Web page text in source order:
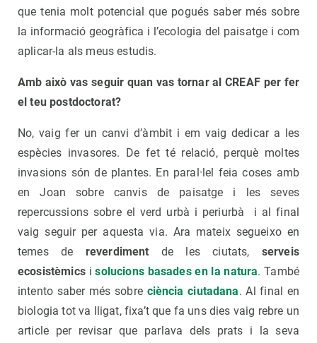
que tenia molt potencial que pogués saber més sobre
la informació geogràfica i l’ecologia del paisatge i com
aplicar-la als meus estudis.
Amb això vas seguir quan vas tornar al CREAF per fer
el teu postdoctorat?
No, vaig fer un canvi d’àmbit i em vaig dedicar a les
espècies invasores. De fet té relació, perquè moltes
invasions són de plantes. En paral·lel feia coses amb
en Joan sobre canvis de paisatge i les seves
repercussions sobre el verd urbà i periurbà i al final
vaig seguir per aquesta via. Ara mateix segueixo en
temes de reverdiment de les ciutats, serveis
ecosistèmicsisolucions basades en la natura. També
intento saber més sobre ciència ciutadana. Al final en
biologia tot va lligat, fixa’t que fa uns dies vaig rebre un
article per revisar que parlava dels prats i la seva